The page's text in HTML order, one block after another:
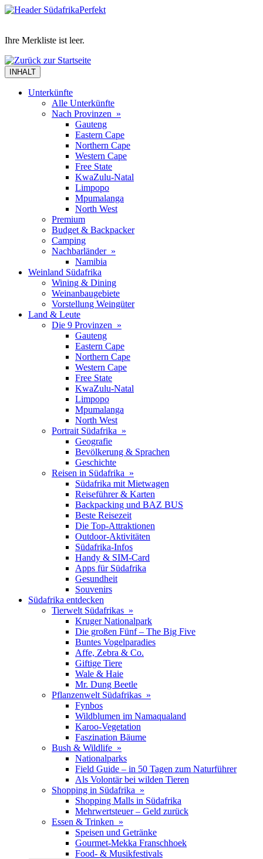
Ihre Merkliste ist leer.
INHALT
Unterkünfte
Alle Unterkünfte
Nach Provinzen »
Gauteng
Eastern Cape
Northern Cape
Western Cape
Free State
KwaZulu-Natal
Limpopo
Mpumalanga
North West
Premium
Budget & Backpacker
Camping
Nachbarländer »
Namibia
Weinland Südafrika
Wining & Dining
Weinanbaugebiete
Vorstellung Weingüter
Land & Leute
Die 9 Provinzen »
Gauteng
Eastern Cape
Northern Cape
Western Cape
Free State
KwaZulu-Natal
Limpopo
Mpumalanga
North West
Portrait Südafrika »
Geografie
Bevölkerung & Sprachen
Geschichte
Reisen in Südafrika »
Südafrika mit Mietwagen
Reiseführer & Karten
Backpacking und BAZ BUS
Beste Reisezeit
Die Top-Attraktionen
Outdoor-Aktivitäten
Südafrika-Infos
Handy & SIM-Card
Apps für Südafrika
Gesundheit
Souvenirs
Südafrika entdecken
Tierwelt Südafrikas »
Kruger Nationalpark
Die großen Fünf – The Big Five
Buntes Vogelparadies
Affe, Zebra & Co.
Giftige Tiere
Wale & Haie
Mr. Dung Beetle
Pflanzenwelt Südafrikas »
Fynbos
Wildblumen im Namaqualand
Karoo-Vegetation
Faszination Bäume
Bush & Wildlife »
Nationalparks
Field Guide – in 50 Tagen zum Naturführer
Als Volontär bei wilden Tieren
Shopping in Südafrika »
Shopping Malls in Südafrika
Mehrwertsteuer – Geld zurück
Essen & Trinken »
Speisen und Getränke
Gourmet-Mekka Franschhoek
Food- & Musikfestivals